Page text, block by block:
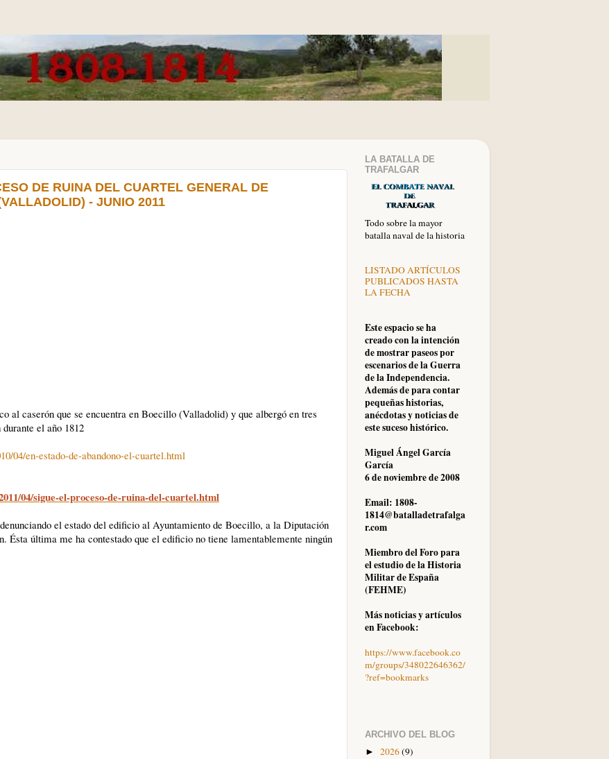
DE RUINA DEL CUARTEL GENERAL DE
- JUNIO 2011
al caserón que se encuentra en Boecillo (Valladolid) y que albergó en tres
el año 1812
04/en-estado-de-abandono-el-cuartel.html
04/sigue-el-proceso-de-ruina-del-cuartel.html
el estado del edificio al Ayuntamiento de Boecillo, a la Diputación
Ésta última me ha contestado que el edificio no tiene lamentablemente ningún
LA BATALLA DE
TRAFALGAR
Todo sobre la mayor
batalla naval de la historia
LISTADO ARTÍCULOS
PUBLICADOS HASTA
LA FECHA
Este espacio se ha
creado con la intención
de mostrar paseos por
escenarios de la Guerra
de la Independencia.
Además de para contar
pequeñas historias,
anécdotas y noticias de
este suceso histórico.
Miguel Ángel García
García
6 de noviembre de 2008
Email: 1808-
1814@batalladetrafalga
r.com
Miembro del Foro para
el estudio de la Historia
Militar de España
(FEHME)
Más noticias y artículos
en Facebook:
https://www.facebook.co
m/groups/348022646362/
?ref=bookmarks
ARCHIVO DEL BLOG
► 2026(9)